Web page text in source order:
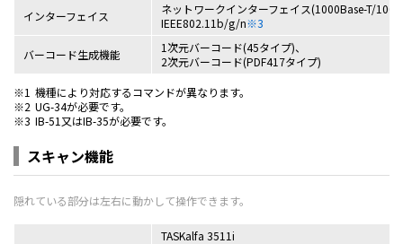
インターフェイス
ネットワークインターフェイス(1000Base-T/
IEEE802.11b/g/n※3
バーコード生成機能
1次元バーコード(45タイプ)、
2次元バーコード(PDF417タイプ)
※1 機種により対応するコマンドが異なります。
※2 UG-34が必要です。
※3 IB-51又はIB-35が必要です。
スキャン機能
TASKalfa 3511i